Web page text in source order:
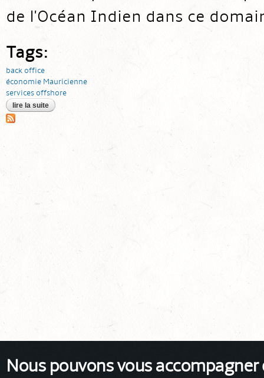
de l'Océan Indien dans ce
Tags:
back office
économie Mauricienne
services offshore
lire la suite de monter son back office à l'ile maurice
Nous pouvons vous accompagner